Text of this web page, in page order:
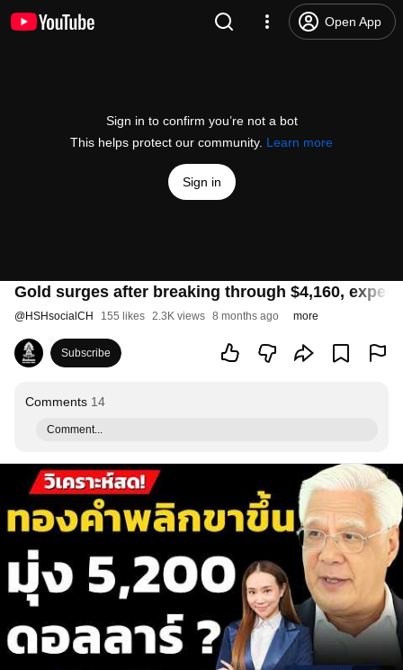
Open App
Sign in to confirm you’re not a bot
This helps protect our community. Learn more
Sign in
Gold surges after breaking through $4,160,
@HSHsocialCH 155 likes 2.3K views 8 months ago more
Subscribe
Comments 14
Comment...